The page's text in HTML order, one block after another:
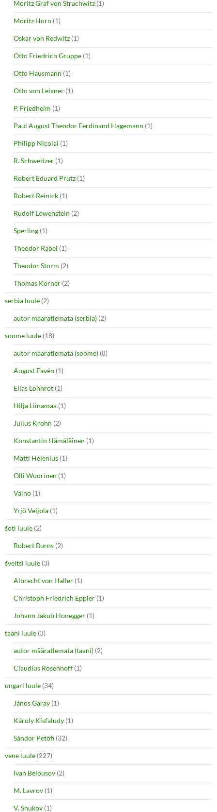
Moritz Graf von Strachwitz (1)
Moritz Horn (1)
Oskar von Redwitz (1)
Otto Friedrich Gruppe (1)
Otto Hausmann (1)
Otto von Leixner (1)
P. Friedheim (1)
Paul August Theodor Ferdinand Hagemann (1)
Philipp Nicolai (1)
R. Schweitzer (1)
Robert Eduard Prutz (1)
Robert Reinick (1)
Rudolf Löwenstein (2)
Sperling (1)
Theodor Räbel (1)
Theodor Storm (2)
Thomas Körner (2)
serbia luule (2)
autor määratlemata (serbia) (2)
soome luule (18)
autor määratlemata (soome) (8)
August Favén (1)
Elias Lönnrot (1)
Hilja Liinamaa (1)
Julius Krohn (2)
Konstantin Hämäläinen (1)
Matti Helenius (1)
Olli Wuorinen (1)
Vainö (1)
Yrjö Veijola (1)
šoti luule (2)
Robert Burns (2)
šveitsi luule (3)
Albrecht von Haller (1)
Christoph Friedrich Eppler (1)
Johann Jakob Honegger (1)
taani luule (3)
autor määratlemata (taani) (2)
Claudius Rosenhoff (1)
ungari luule (34)
János Garay (1)
Károly Kisfaludy (1)
Sándor Petőfi (32)
vene luule (227)
Ivan Belousov (2)
M. Lavrov (1)
V. Shukov (1)